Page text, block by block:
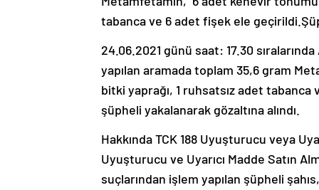
tabanca ve 6 adet fişek ele
24.06.2021 günü saat: 17.30
yapılan aramada toplam 35,6 gram
bitki yaprağı, 1 ruhsatsız adet
şüpheli yakalanarak gözaltına alındı.
Hakkında TCK 188 Uyuşturucu veya
Uyuşturucu ve Uyarıcı Madde Satın
suçlarından işlem yapılan şüpheli